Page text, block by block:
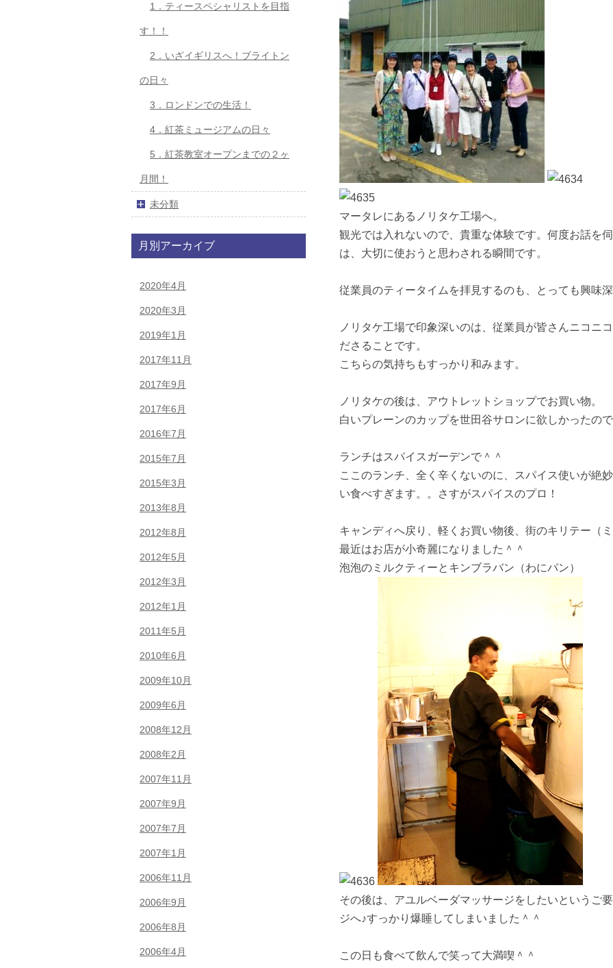
マータレにあるノリタケ工場へ。
観光では入れないので、貴重な体験です。何度お話を
は、大切に使おうと思わされる瞬間です。
従業員のティータイムを拝見するのも、とっても興味
ノリタケ工場で印象深いのは、従業員が皆さんニコニ
ださることです。
こちらの気持ちもすっかり和みます。
ノリタケの後は、アウトレットショップでお買い物。
白いプレーンのカップを世田谷サロンに欲しかったの
ランチはスパイスガーデンで＾＾
ここのランチ、全く辛くないのに、スパイス使いが絶
い食べすぎます。。さすがスパイスのプロ！
キャンディへ戻り、軽くお買い物後、街のキリテー（
最近はお店が小奇麗になりました＾＾
泡泡のミルクティーとキンブラバン（わにパン）
その後は、アユルベーダマッサージをしたいというご
ジへ♪すっかり爆睡してしまいました＾＾
この日も食べて飲んで笑って大満喫＾＾
1．ティースペシャリストを目指
す！！
2．いざイギリスへ！ブライトン
の日々
3．ロンドンでの生活！
4．紅茶ミュージアムの日々
5．紅茶教室オープンまでの２ヶ
月間！
未分類
月別アーカイブ
2020年4月
2020年3月
2019年1月
2017年11月
2017年9月
2017年6月
2016年7月
2015年7月
2015年3月
2013年8月
2012年8月
2012年5月
2012年3月
2012年1月
2011年5月
2010年6月
2009年10月
2009年6月
2008年12月
2008年2月
2007年11月
2007年9月
2007年7月
2007年1月
2006年11月
2006年9月
2006年8月
2006年4月